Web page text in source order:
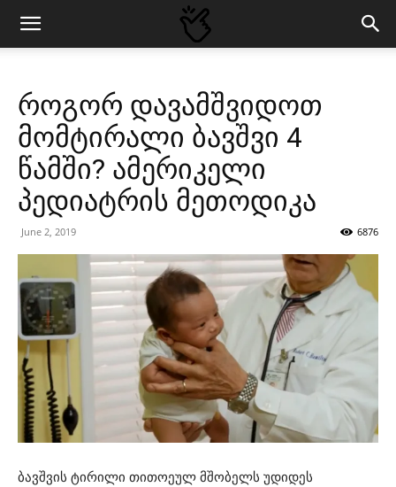
როგორ დავამშვიდოთ
მომტირალი ბავშვი 4
წამში? ამერიკელი
პედიატრის მეთოდიკა
June 2, 2019 6876
ბავშვის ტირილი თითოეულ მშობელს უდიდეს